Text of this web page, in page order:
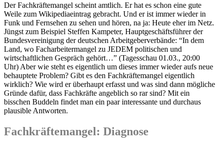
Der Fachkräftemangel scheint amtlich. Er hat es schon eine gute
Weile zum Wikipediaeintrag gebracht. Und er ist immer wieder in
Funk und Fernsehen zu sehen und hören, na ja: Heute eher im Netz.
Jüngst zum Beispiel Steffen Kampeter, Hauptgeschäftsführer der
Bundesvereinigung der deutschen Arbeitgeberverbände: “In dem
Land, wo Facharbeitermangel zu JEDEM politischen und
wirtschaftlichen Gespräch gehört…” (Tagesschau 01.03., 20:00
Uhr) Aber wie steht es eigentlich um dieses immer wieder aufs neue
behauptete Problem? Gibt es den Fachkräftemangel eigentlich
wirklich? Wie wird er überhaupt erfasst und was sind dann mögliche
Gründe dafür, dass Fachkräfte angeblich so rar sind? Mit ein
bisschen Buddeln findet man ein paar interessante und durchaus
plausible Antworten.
Fachkräftemangel: Diagnose